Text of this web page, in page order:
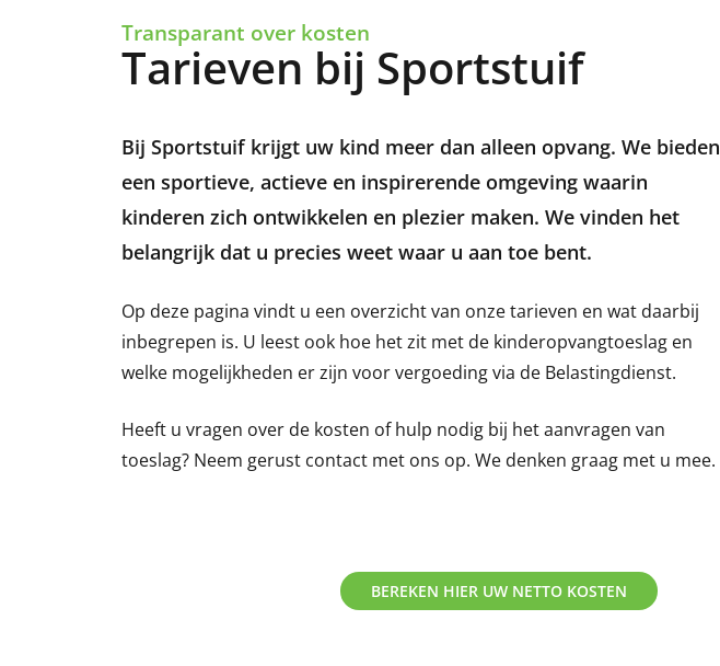
Transparant over kosten
Tarieven bij Sportstuif
Bij Sportstuif krijgt uw kind meer dan alleen opvang. We bieden
een sportieve, actieve en inspirerende omgeving waarin
kinderen zich ontwikkelen en plezier maken. We vinden het
belangrijk dat u precies weet waar u aan toe bent.
Op deze pagina vindt u een overzicht van onze tarieven en wat daarbij
inbegrepen is. U leest ook hoe het zit met de kinderopvangtoeslag en
welke mogelijkheden er zijn voor vergoeding via de Belastingdienst.
Heeft u vragen over de kosten of hulp nodig bij het aanvragen van
toeslag? Neem gerust contact met ons op. We denken graag met u mee.
BEREKEN HIER UW NETTO KOSTEN